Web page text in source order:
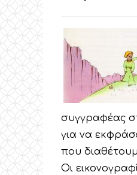
συγγραφέας
για να
που
Οι